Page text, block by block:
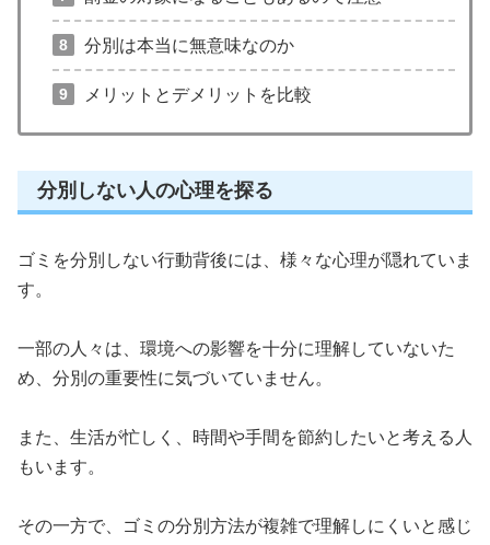
分別は本当に無意味なのか
メリットとデメリットを比較
分別しない人の心理を探る
ゴミを分別しない行動背後には、様々な心理が隠れていま
す。
一部の人々は、環境への影響を十分に理解していないた
め、分別の重要性に気づいていません。
また、生活が忙しく、時間や手間を節約したいと考える人
もいます。
その一方で、ゴミの分別方法が複雑で理解しにくいと感じ